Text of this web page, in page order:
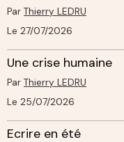
Par Thierry LEDRU
Le 27/07/2026
Une crise humaine
Par Thierry LEDRU
Le 25/07/2026
Ecrire en été